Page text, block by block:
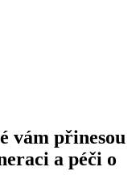
vám přinesou
a péči o